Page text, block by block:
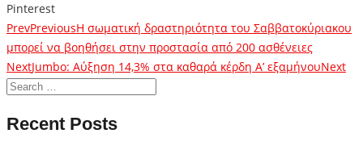
Pinterest
PrevPreviousΗ σωματική δραστηριότητα του Σαββατοκύριακου
μπορεί να βοηθήσει στην προστασία από 200 ασθένειες
NextJumbo: Αύξηση 14,3% στα καθαρά κέρδη A’ εξαμήνουNext
Recent Posts